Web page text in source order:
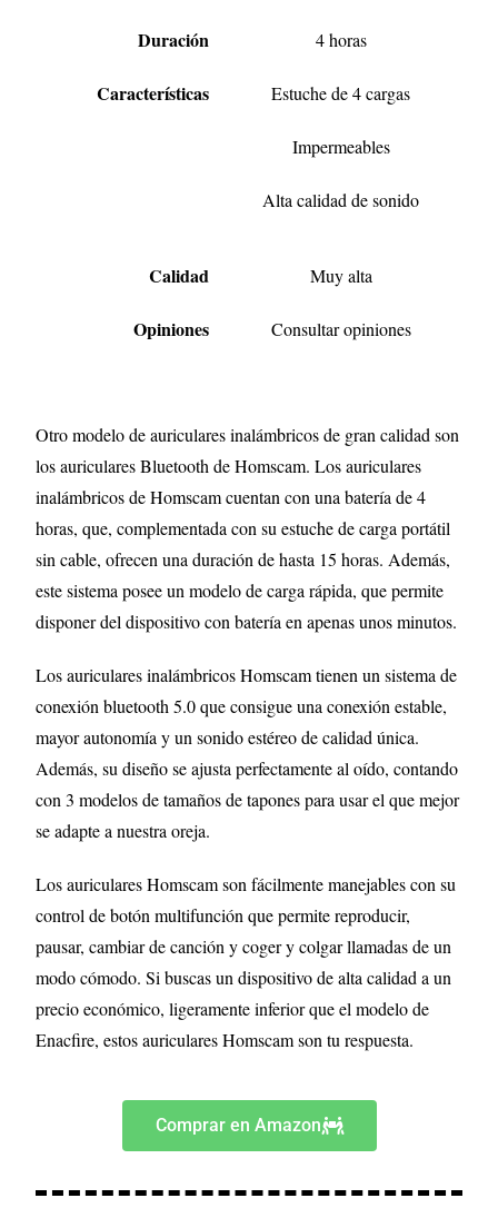
Duración 4 horas
Características Estuche de 4 cargas
Impermeables
Alta calidad de sonido
Calidad Muy alta
Opiniones Consultar opiniones
Otro modelo de auriculares inalámbricos de gran calidad son
los auriculares Bluetooth de Homscam. Los auriculares
inalámbricos de Homscam cuentan con una batería de 4
horas, que, complementada con su estuche de carga portátil
sin cable, ofrecen una duración de hasta 15 horas. Además,
este sistema posee un modelo de carga rápida, que permite
disponer del dispositivo con batería en apenas unos minutos.
Los auriculares inalámbricos Homscam tienen un sistema de
conexión bluetooth 5.0 que consigue una conexión estable,
mayor autonomía y un sonido estéreo de calidad única.
Además, su diseño se ajusta perfectamente al oído, contando
con 3 modelos de tamaños de tapones para usar el que mejor
se adapte a nuestra oreja.
Los auriculares Homscam son fácilmente manejables con su
control de botón multifunción que permite reproducir,
pausar, cambiar de canción y coger y colgar llamadas de un
modo cómodo. Si buscas un dispositivo de alta calidad a un
precio económico, ligeramente inferior que el modelo de
Enacfire, estos auriculares Homscam son tu respuesta.
Comprar en Amazon